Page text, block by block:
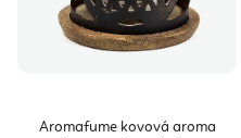
Aromafume kovová aroma